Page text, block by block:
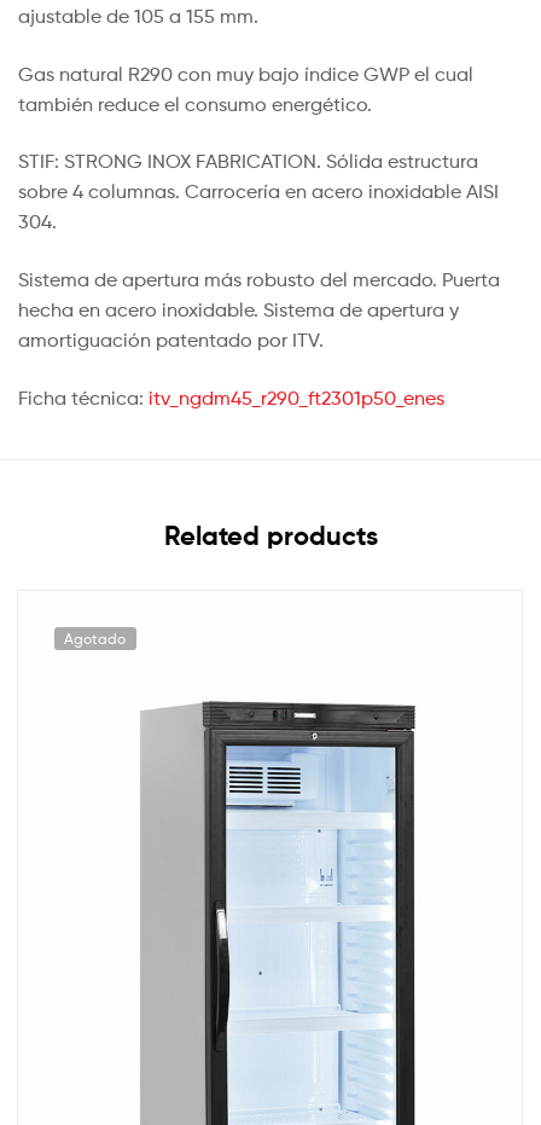
ajustable de 105 a 155 mm.
Gas natural R290 con muy bajo índice GWP el cual
también reduce el consumo energético.
STIF: STRONG INOX FABRICATION. Sólida estructura
sobre 4 columnas. Carrocería en acero inoxidable AISI
304.
Sistema de apertura más robusto del mercado. Puerta
hecha en acero inoxidable. Sistema de apertura y
amortiguación patentado por ITV.
Ficha técnica: itv_ngdm45_r290_ft2301p50_enes
Related products
Agotado